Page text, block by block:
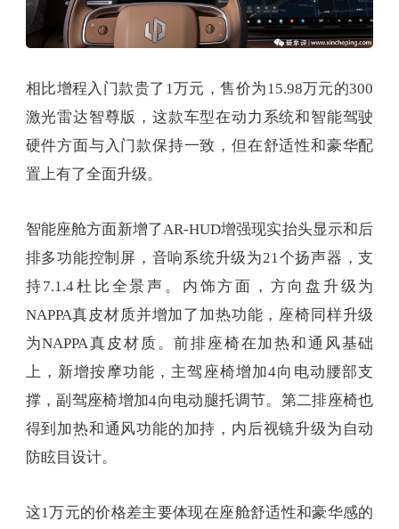
相比增程入门款贵了1万元，售价为15.98万元的300
激光雷达智尊版，这款车型在动力系统和智能驾驶
硬件方面与入门款保持一致，但在舒适性和豪华配
置上有了全面升级。
智能座舱方面新增了AR-HUD增强现实抬头显示和后
排多功能控制屏，音响系统升级为21个扬声器，支
持7.1.4杜比全景声。内饰方面，方向盘升级为
NAPPA真皮材质并增加了加热功能，座椅同样升级
为NAPPA真皮材质。前排座椅在加热和通风基础
上，新增按摩功能，主驾座椅增加4向电动腰部支
撑，副驾座椅增加4向电动腿托调节。第二排座椅也
得到加热和通风功能的加持，内后视镜升级为自动
防眩目设计。
这1万元的价格差主要体现在座舱舒适性和豪华感的